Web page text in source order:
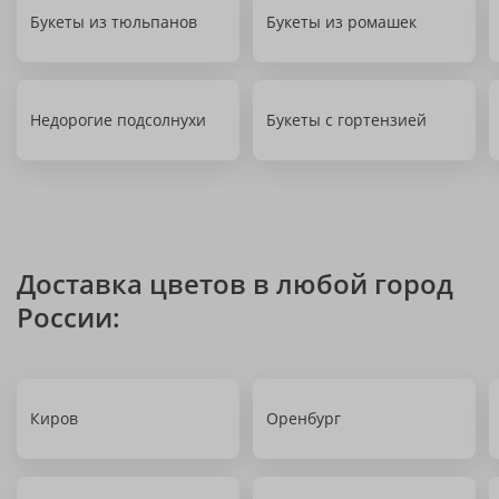
Букеты из тюльпанов Букеты из ромашек
Недорогие подсолнухи Букеты с гортензией
Доставка цветов в любой город
России:
Киров Оренбург